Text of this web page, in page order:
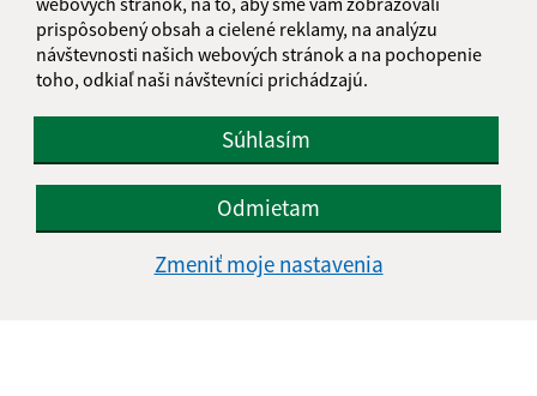
prispôsobený obsah a cielené reklamy, na analýzu
návštevnosti našich webových stránok a na pochopenie
toho, odkiaľ naši návštevníci prichádzajú.
Súhlasím
Odmietam
Zmeniť moje nastavenia